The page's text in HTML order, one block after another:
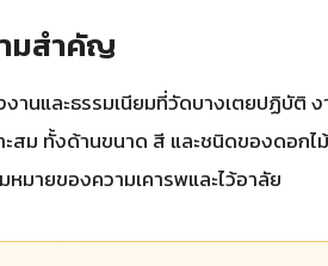
มสำคัญ
านและธรรมเนียมที่วัดบางเตยปฏิบัติ
ม ทั้งด้านขนาด สี และชนิดของดอกไ
ายของความเคารพและไว้อาลัย